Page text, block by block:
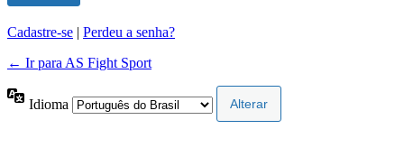
Cadastre-se | Perdeu a senha?
← Ir para AS Fight Sport
Idioma